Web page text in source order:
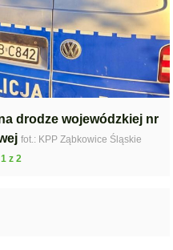
drodze wojewódzkiej nr
fot.: KPP Ząbkowice Śląskie
z 2